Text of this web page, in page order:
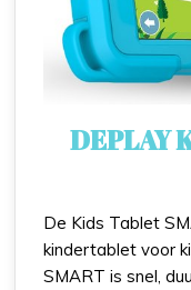
De Kids Tablet
kindertablet voor
SMART is snel,